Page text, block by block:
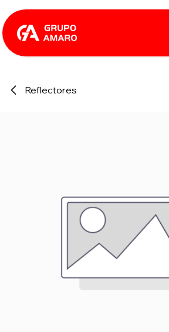
Ir al contenido
Reflectores